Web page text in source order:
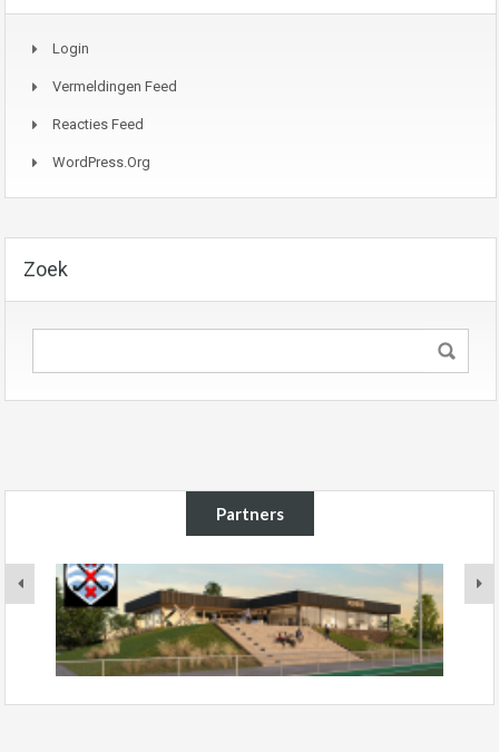
Login
Vermeldingen Feed
Reacties Feed
WordPress.org
Zoek
Partners